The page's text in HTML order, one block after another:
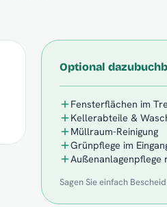
Optional
Fensterflächen im
Kellerabteile &
Müllraum-Reinigung
Grünpflege im
Außenanlagenpflege
Sagen Sie einfach